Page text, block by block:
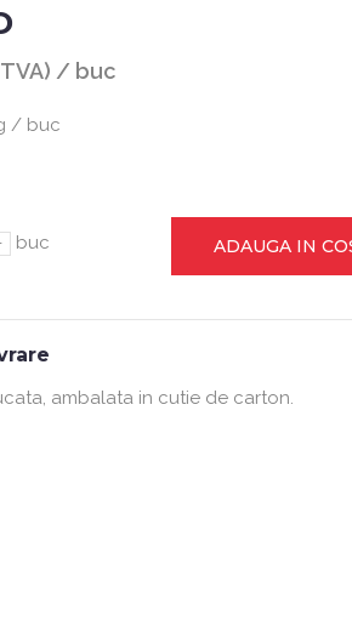
/ buc
/ buc
buc ADAUGA IN
ambalata in cutie de carton.